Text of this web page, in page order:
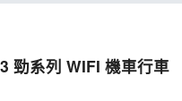
勁系列 WIFI 機車行車